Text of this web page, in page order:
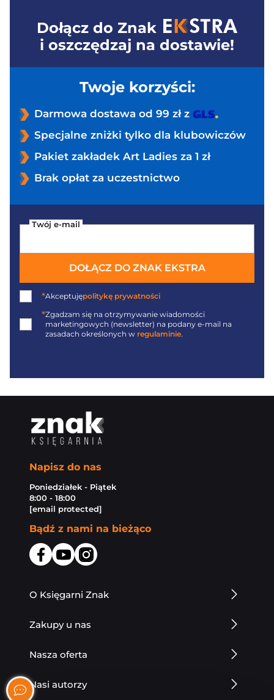
Dołącz do Znak
i oszczędzaj na dostawie!
Twoje korzyści:
Darmowa dostawa od 99 zł z
Specjalne zniżki tylko dla klubowiczów
Pakiet zakładek Art Ladies za 1 zł
Brak opłat za uczestnictwo
Twój e-mail
DOŁĄCZ DO ZNAK EKSTRA
*Akceptujępolitykę prywatności
*Zgadzam się na otrzymywanie wiadomości
marketingowych (newsletter) na podany e-mail na
zasadach określonych w regulaminie.
Napisz do nas
Poniedziałek - Piątek
8:00 - 18:00
[email protected]
Bądź z nami na bieżąco
O Księgarni Znak
Zakupy u nas
Nasza oferta
Nasi autorzy